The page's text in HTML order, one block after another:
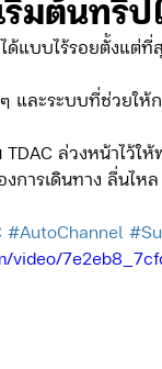
กิจกรรมของ บก.อก.
ริ่มต้นทริ
ด้แบบไร้รอยตั้งแต่ที่
และระบบที่ช่วยให้ก
ล่วงหน้าไว้ใ
งการเดินทาง ลื่นไ
#AutoChannel
video/